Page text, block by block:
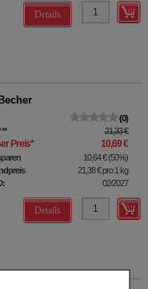
Details
0
** 21,33 €
Preis* 10,69 €
10,64 €(50%)
21,38 €pro 1 kg
02/2027
Details